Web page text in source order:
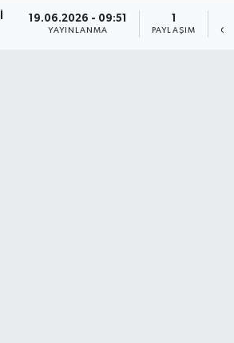
19.06.2026 - 09:51
YAYINLANMA
1
PAYLAŞIM